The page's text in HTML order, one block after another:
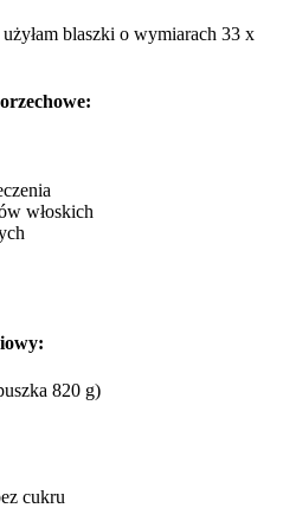
blaszki o wymiarach 33 x
włoskich
820 g)
cukru